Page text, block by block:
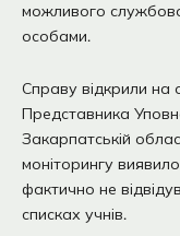
можливого
особами.
Справу відкрили на
Представника
Закарпатській
моніторингу
фактично не
списках учнів.